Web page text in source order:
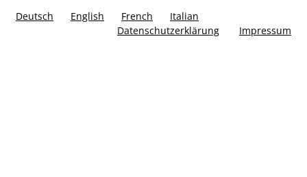
Deutsch English French
Italian
Datenschutzerklärung
Impressum